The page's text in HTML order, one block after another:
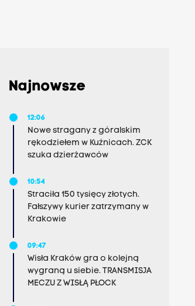
Najnowsze
12:06
Nowe stragany z góralskim
rękodziełem w Kuźnicach. ZCK
szuka dzierżawców
10:54
Straciła 150 tysięcy złotych.
Fałszywy kurier zatrzymany w
Krakowie
09:47
Wisła Kraków gra o kolejną
wygraną u siebie. TRANSMISJA
MECZU Z WISŁĄ PŁOCK